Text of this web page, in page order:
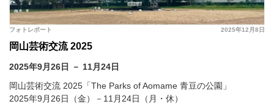
2025年12月8日
フォトレポート
岡山芸術交流 2025
2025年9月26日 － 11月24日
岡山芸術交流 2025「The Parks of Aomame 青豆の公園」
2025年9月26日（金）－11月24日（月・休）